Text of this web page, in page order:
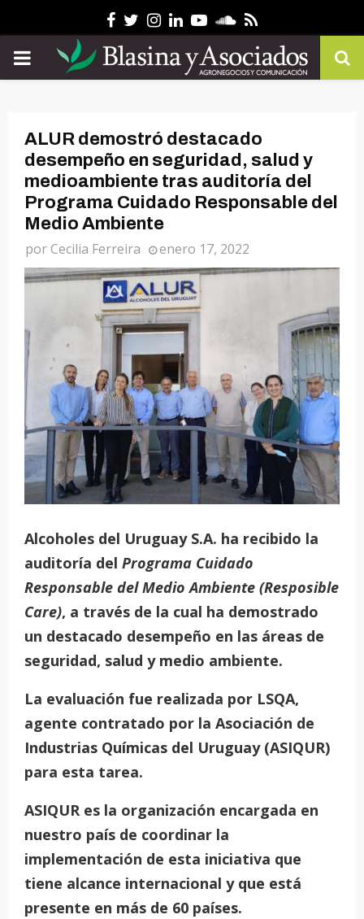
Facebook
Twitter
Instagram
Linkedin
YoutubeSoundcloud
Rss
PRIMARY
ALUR demostró destacado
desempeño en seguridad, salud y
medioambiente tras auditoría del
Programa Cuidado Responsable del
Medio Ambiente
porCecilia Ferreira enero 17, 2022
Alcoholes del Uruguay S.A. ha recibido la
auditoría del Programa Cuidado
Responsable del Medio Ambiente (Resposible
Care), a través de la cual ha demostrado
un destacado desempeño en las áreas de
seguridad, salud y medio ambiente.
La evaluación fue realizada por LSQA,
agente contratado por la Asociación de
Industrias Químicas del Uruguay (ASIQUR)
para esta tarea.
ASIQUR es la organización encargada en
nuestro país de coordinar la
implementación de esta iniciativa que
tiene alcance internacional y que está
presente en más de 60 países.